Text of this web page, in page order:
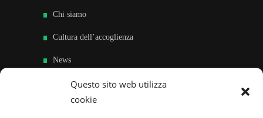
Questo sito web utilizza
cookie
Chi siamo
Cultura dell’accoglienza
News
Sedi e Contatti
Sostieni